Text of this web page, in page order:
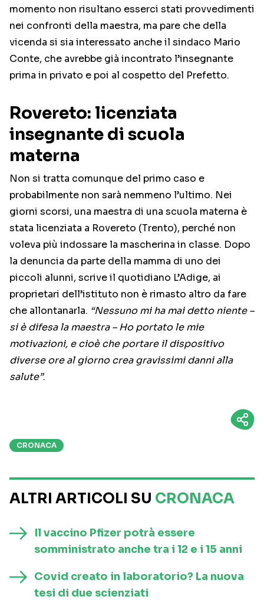
momento non risultano esserci stati provvedimenti
nei confronti della maestra, ma pare che della
vicenda si sia interessato anche il sindaco Mario
Conte, che avrebbe già incontrato l’insegnante
prima in privato e poi al cospetto del Prefetto.
Rovereto: licenziata
insegnante di scuola
materna
Non si tratta comunque del primo caso e
probabilmente non sarà nemmeno l’ultimo. Nei
giorni scorsi, una maestra di una scuola materna è
stata licenziata a Rovereto (Trento), perché non
voleva più indossare la mascherina in classe. Dopo
la denuncia da parte della mamma di uno dei
piccoli alunni, scrive il quotidiano L’Adige, ai
proprietari dell’istituto non è rimasto altro da fare
che allontanarla. “Nessuno mi ha mai detto niente –
si è difesa la maestra – Ho portato le mie
motivazioni, e cioè che portare il dispositivo
diverse ore al giorno crea gravissimi danni alla
salute”.
CRONACA
ALTRI ARTICOLI SU CRONACA
Il vaccino Pfizer potrà essere
somministrato anche tra i 12 e i 15 anni
Covid creato in laboratorio? La nuova
tesi di due scienziati